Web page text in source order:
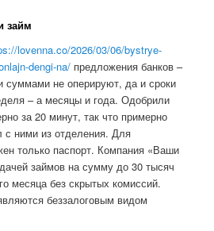
займ
lovenna.co/2026/03/06/bystrye-
dengi-na/ предложения банков –
суммами не оперируют, да и сроки
– а месяцы и года. Одобрили
за 20 минут, так что примерно
с ними из отделения. Для
только паспорт. Компания «Ваши
займов на сумму до 30 тысяч
месяца без скрытых комиссий.
беззалоговым видом